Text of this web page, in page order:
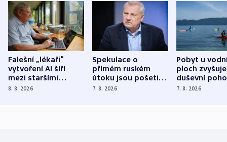
Falešní „lékaři“
vytvoření AI šíří
mezi staršími
Poláky nebezpečné
8. 8. 2026
Spekulace o
přímém ruském
útoku jsou pošetilé,
míní estonský
7. 8. 2026
Pobyt u
ploch zvyšuje
duševní
ukázala
7. 8. 2026